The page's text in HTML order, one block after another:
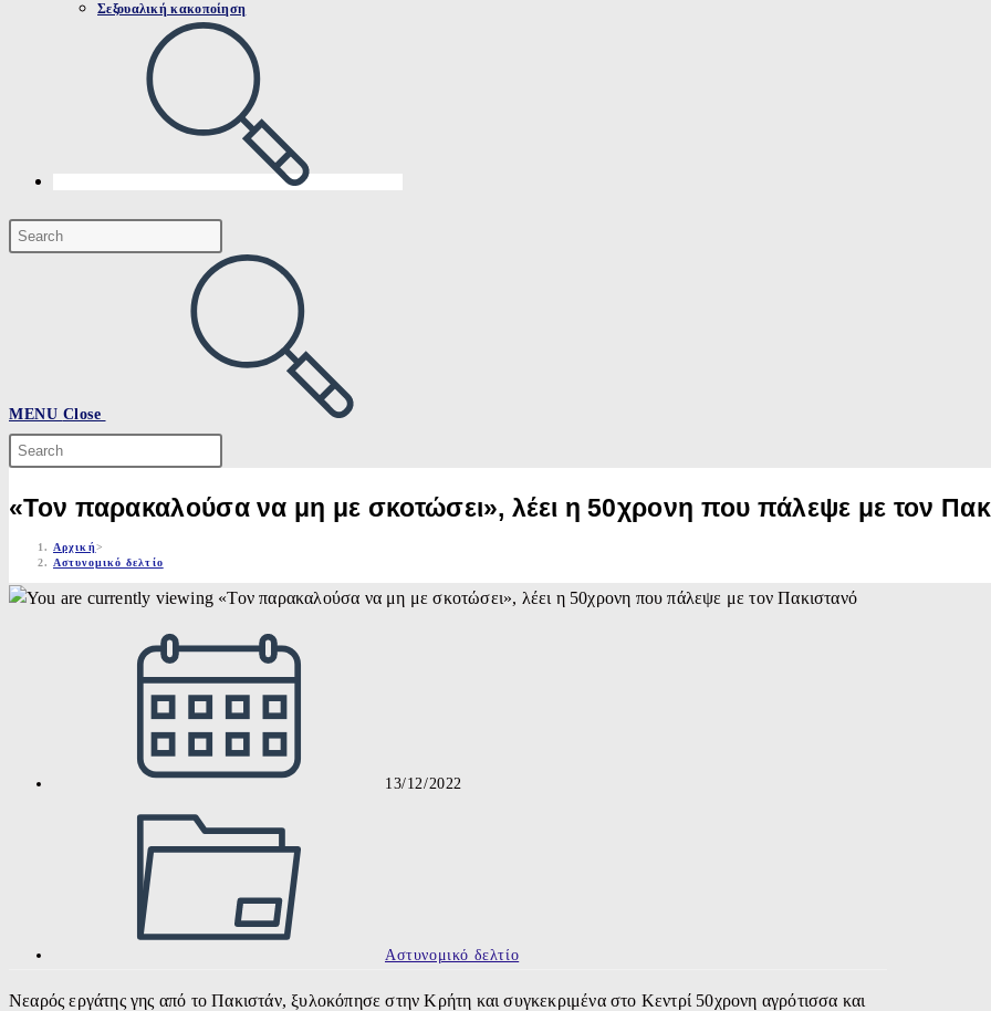
Σεξουαλική κακοποίηση
MENU Close
Search
this
website
«Τον παρακαλούσα να μη με σκοτώσει», λέει η 50χρονη που πάλεψε με τον
Αρχική>
Αστυνομικό δελτίο
13/12/2022
Αστυνομικό δελτίο
Νεαρός εργάτης γης από το Πακιστάν, ξυλοκόπησε στην Κρήτη και συγκεκριμένα στο Κεντρί 50χρονη αγρότισσα και